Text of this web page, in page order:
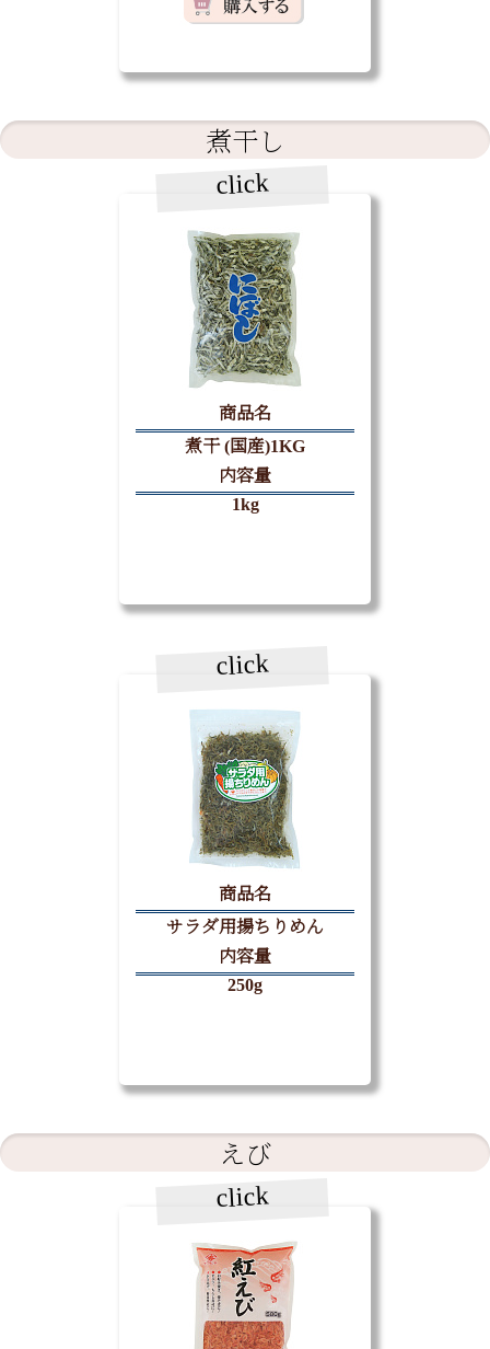
煮干し
click
商品名
煮干 (国産)1KG
内容量
1kg
click
商品名
サラダ用揚ちりめん
内容量
250g
えび
click